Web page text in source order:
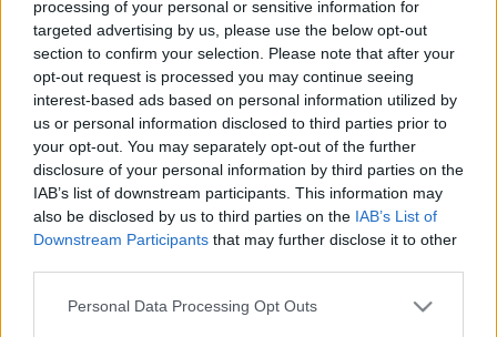
processing of your personal or sensitive information for
targeted advertising by us, please use the below opt-out
section to confirm your selection. Please note that after your
opt-out request is processed you may continue seeing
interest-based ads based on personal information utilized by
us or personal information disclosed to third parties prior to
your opt-out. You may separately opt-out of the further
disclosure of your personal information by third parties on the
IAB’s list of downstream participants. This information may
also be disclosed by us to third parties on the IAB’s List of
Downstream Participants that may further disclose it to other
Please note that this website/app uses one or more Google
Personal Data Processing Opt Outs
túl. Műsorukra természetesen Cziffra-átiratokat és a
zongoravirtuóz által is szívesen játszott darabokat
válogattak: veretes és könnyedebb táncok, operarészletek,
nemzeti motívumok szőtteséből formálódik meg a
közönség előtt a „nagyromantika” Liszt, Weber, Saint-Saëns
és Brahms által fémjelzett világa.
A budapesti Cziffra Fesztivál 2017-ben alapította díjait,
amelyeknek az erkölcsi és anyagi hozzájárulás mellett
fontos célkitűzésük, hogy fellépési lehetőségeket is